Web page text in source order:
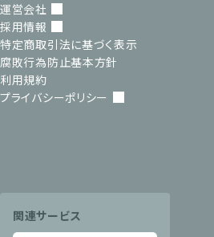
運営会社
採用情報
特定商取引法に基づく表示
腐敗行為防止基本方針
利用規約
プライバシーポリシー
関連サービス